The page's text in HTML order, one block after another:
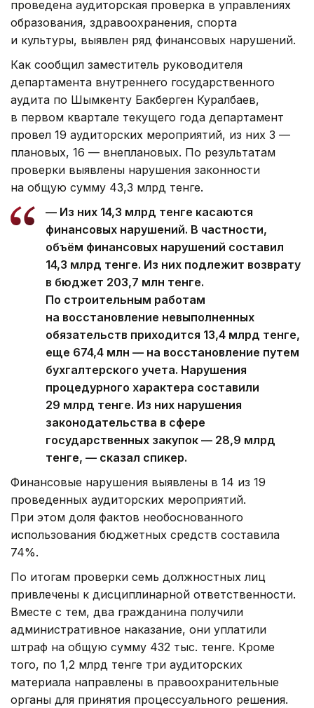
проведена аудиторская проверка в управлениях
образования, здравоохранения, спорта
и культуры, выявлен ряд финансовых нарушений.
Как сообщил заместитель руководителя
департамента внутреннего государственного
аудита по Шымкенту Бакберген Куралбаев,
в первом квартале текущего года департамент
провел 19 аудиторских мероприятий, из них 3 —
плановых, 16 — внеплановых. По результатам
проверки выявлены нарушения законности
на общую сумму 43,3 млрд тенге.
— Из них 14,3 млрд тенге касаются
финансовых нарушений. В частности,
объём финансовых нарушений составил
14,3 млрд тенге. Из них подлежит возврату
в бюджет 203,7 млн тенге.
По строительным работам
на восстановление невыполненных
обязательств приходится 13,4 млрд тенге,
еще 674,4 млн — на восстановление путем
бухгалтерского учета. Нарушения
процедурного характера составили
29 млрд тенге. Из них нарушения
законодательства в сфере
государственных закупок — 28,9 млрд
тенге, — сказал спикер.
Финансовые нарушения выявлены в 14 из 19
проведенных аудиторских мероприятий.
При этом доля фактов необоснованного
использования бюджетных средств составила
74%.
По итогам проверки семь должностных лиц
привлечены к дисциплинарной ответственности.
Вместе с тем, два гражданина получили
административное наказание, они уплатили
штраф на общую сумму 432 тыс. тенге. Кроме
того, по 1,2 млрд тенге три аудиторских
материала направлены в правоохранительные
органы для принятия процессуального решения.